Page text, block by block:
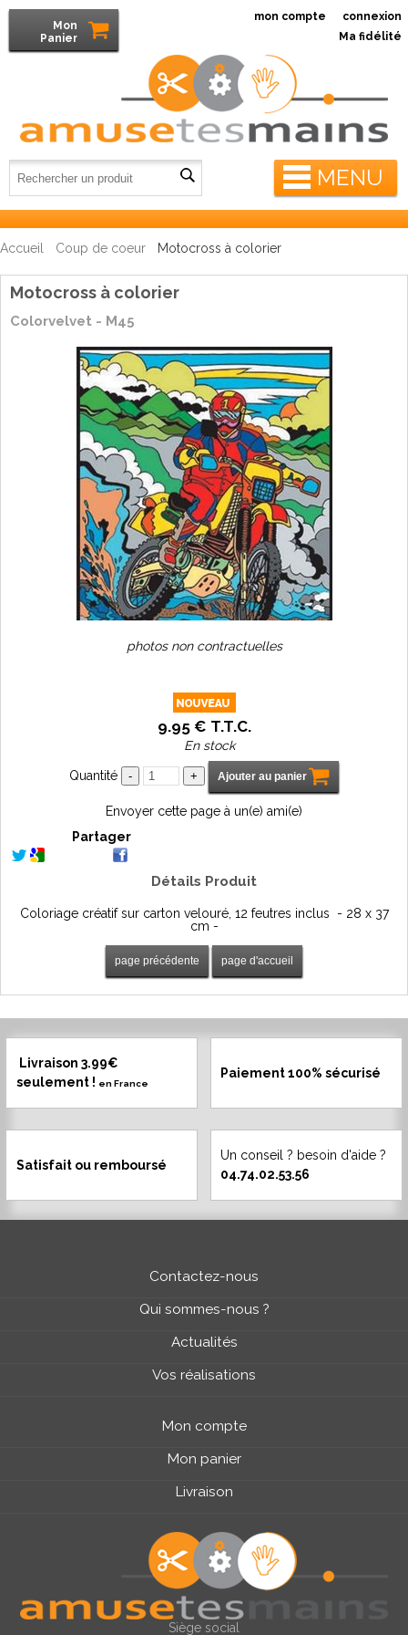
MENU
mon compte connexion
Mon
Panier
Ma fidélité
Accueil Coup de coeur Motocross à colorier
Motocross à colorier
Colorvelvet - M45
photos non contractuelles
9.95€ T.T.C.
En stock
Quantité
Envoyer cette page à un(e) ami(e)
Partager
Détails Produit
Coloriage créatif sur carton velouré, 12 feutres inclus - 28 x 37
cm -
Livraison 3.99€
seulement ! en France
Paiement 100% sécurisé
Satisfait ou remboursé
Un conseil ? besoin d'aide ?
04.74.02.53.56
Contactez-nous
Qui sommes-nous ?
Actualités
Vos réalisations
Mon compte
Mon panier
Livraison
Siège social